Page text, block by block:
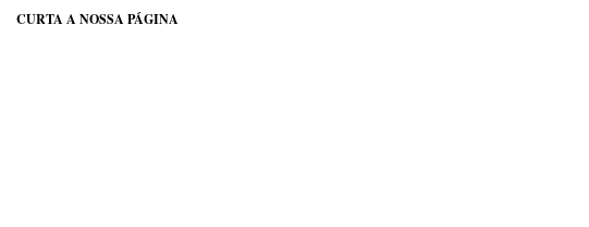
CURTA A NOSSA PÁGINA